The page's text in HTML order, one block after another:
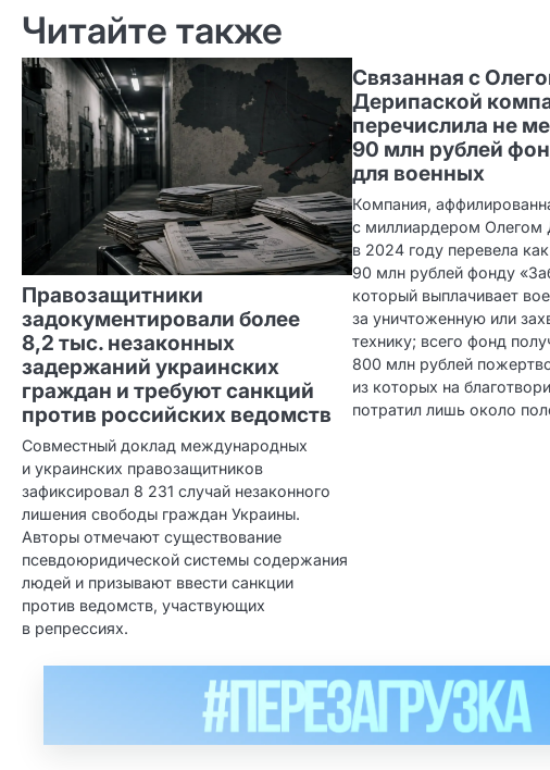
Читайте также
Правозащитники
задокументировали более
8,2 тыс. незаконных
задержаний украинских
граждан и требуют санкций
против российских ведомств
Совместный доклад международных
и украинских правозащитников
зафиксировал 8 231 случай незаконного
лишения свободы граждан Украины.
Авторы отмечают существование
псевдоюридической системы содержания
людей и призывают ввести санкции
против ведомств, участвующих
в репрессиях.
Связанная с
Дерипаской
перечислила не
90 млн рублей
для военных
Компания,
с миллиардером Олегом
в 2024 году перевела
90 млн рублей фонду
который выплачивает
за уничтоженную или
технику; всего фонд
800 млн рублей
из которых на
потратил лишь около